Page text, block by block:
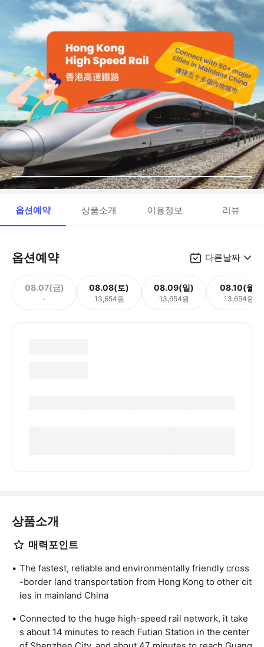
옵션예약 상품소개 이용정보 리뷰
옵션예약 다른날짜
08.07(금)
-
08.08(토)
13,654원
08.09(일)
13,654원
08.10(월)
13,654원
상품소개
매력포인트
The fastest, reliable and environmentally friendly cross
-border land transportation from Hong Kong to other cit
ies in mainland China
Connected to the huge high-speed rail network, it take
s about 14 minutes to reach Futian Station in the center